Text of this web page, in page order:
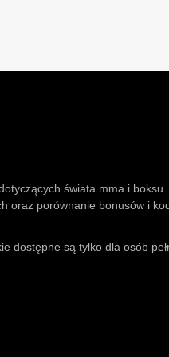
świata mma i
oraz porównanie bonusów i
dostępne są tylko dla osób